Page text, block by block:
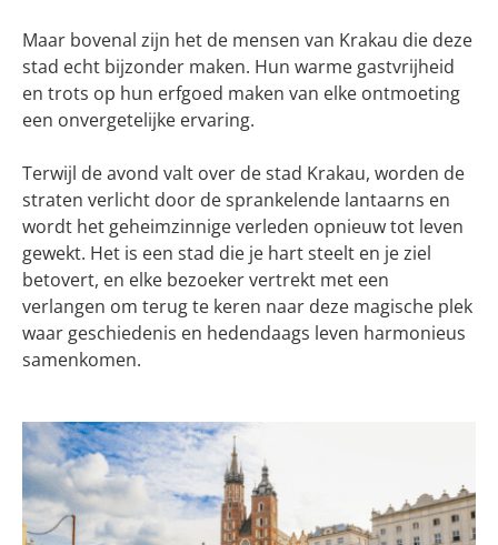
Maar bovenal zijn het de mensen van Krakau die deze
stad echt bijzonder maken. Hun warme gastvrijheid
en trots op hun erfgoed maken van elke ontmoeting
een onvergetelijke ervaring.
Terwijl de avond valt over de stad Krakau, worden de
straten verlicht door de sprankelende lantaarns en
wordt het geheimzinnige verleden opnieuw tot leven
gewekt. Het is een stad die je hart steelt en je ziel
betovert, en elke bezoeker vertrekt met een
verlangen om terug te keren naar deze magische plek
waar geschiedenis en hedendaags leven harmonieus
samenkomen.